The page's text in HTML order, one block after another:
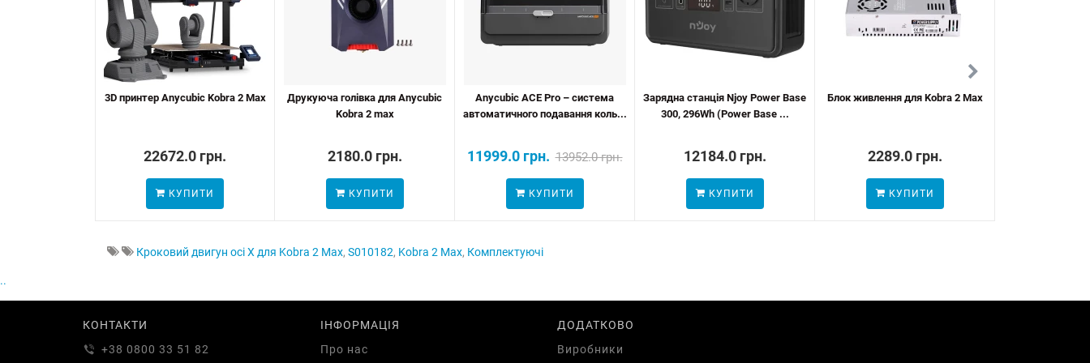
3D принтер Anycubic Kobra 2 Max
22672.0 грн.
КУПИТИ
Друкуюча голівка для Anycubic
Kobra 2 max
2180.0 грн.
КУПИТИ
Anycubic ACE Pro – система
автоматичного подавання коль...
11999.0 грн. 13952.0 грн.
КУПИТИ
Зарядна станція Njoy Power Base
300, 296Wh (Power Base ...
12184.0 грн.
КУПИТИ
Блок живлення для Kobra 2 Max
2289.0 грн.
КУПИТИ
Кроковий двигун осі X для Kobra 2 Max, S010182, Kobra 2 Max, Комплектуючі
..
КОНТАКТИ
+38 0800 33 51 82
ІНФОРМАЦІЯ
Про нас
ДОДАТКОВО
Виробники